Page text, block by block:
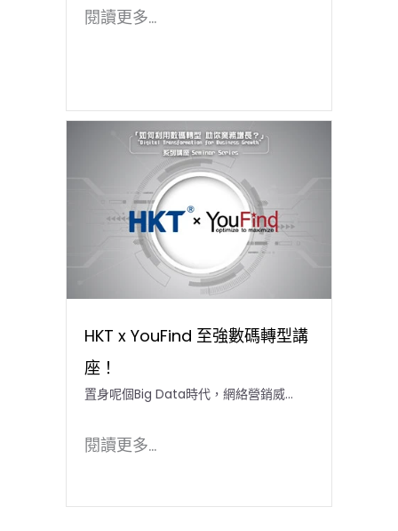
閱讀更多...
HKT x YouFind 至強數碼轉型講
座！
置身呢個Big Data時代，網絡營銷威...
閱讀更多...